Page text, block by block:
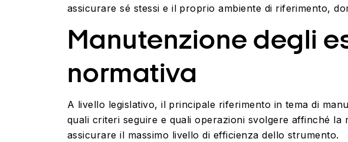
assicurare sé stessi e il proprio ambiente di riferimento,
Manutenzione degli
normativa
A livello legislativo, il principale riferimento in tema di
quali criteri seguire e quali operazioni svolgere affinché
assicurare il massimo livello di efficienza dello strumento.